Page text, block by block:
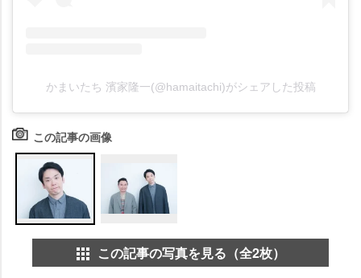
かまいたち 濱家隆一(@hamaitachi)がシェアした投稿
この記事の画像
この記事の写真を見る（全2枚）